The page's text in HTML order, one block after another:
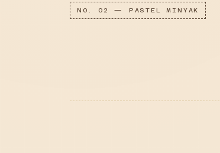
NO. 02 — PASTEL MINYAK